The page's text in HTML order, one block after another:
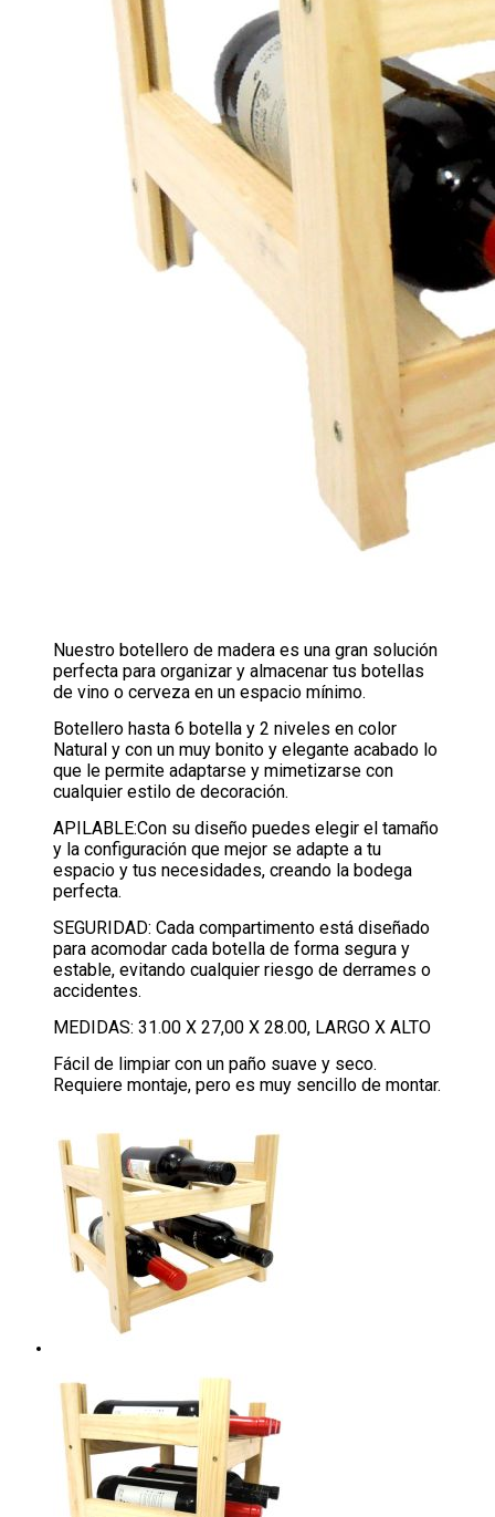
Nuestro botellero de madera es una gran solución
perfecta para organizar y almacenar tus botellas
de vino o cerveza en un espacio mínimo.
Botellero hasta 6 botella y 2 niveles en color
Natural y con un muy bonito y elegante acabado lo
que le permite adaptarse y mimetizarse con
cualquier estilo de decoración.
APILABLE:Con su diseño puedes elegir el tamaño
y la configuración que mejor se adapte a tu
espacio y tus necesidades, creando la bodega
perfecta.
SEGURIDAD: Cada compartimento está diseñado
para acomodar cada botella de forma segura y
estable, evitando cualquier riesgo de derrames o
accidentes.
MEDIDAS: 31.00 X 27,00 X 28.00, LARGO X ALTO
Fácil de limpiar con un paño suave y seco.
Requiere montaje, pero es muy sencillo de montar.